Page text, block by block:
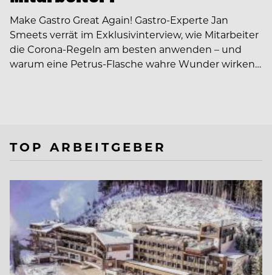
Make Gastro Great Again! Gastro-Experte Jan
Smeets verrät im Exklusivinterview, wie Mitarbeiter
die Corona-Regeln am besten anwenden – und
warum eine Petrus-Flasche wahre Wunder wirken…
TOP ARBEITGEBER